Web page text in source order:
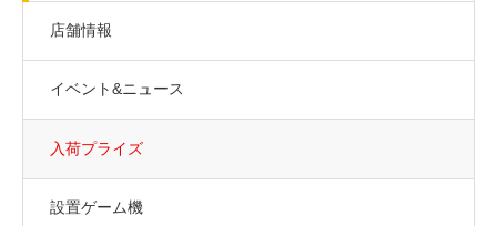
店舗情報
イベント&ニュース
入荷プライズ
設置ゲーム機